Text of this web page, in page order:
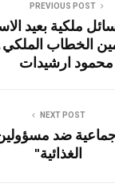
PREVIOUS POST
ملكية بعيد
الخطاب
محمود ارشيدات
NEXT POST
ضد
الغذائية"